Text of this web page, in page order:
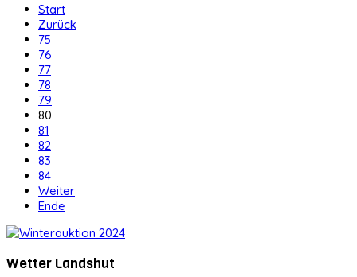
Start
Zurück
75
76
77
78
79
80
81
82
83
84
Weiter
Ende
Wetter Landshut